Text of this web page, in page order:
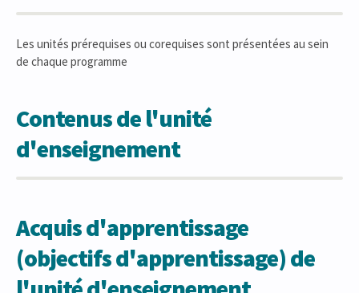
Les unités prérequises ou corequises sont présentées au sein
de chaque programme
Contenus de l'unité
d'enseignement
Acquis d'apprentissage
(objectifs d'apprentissage) de